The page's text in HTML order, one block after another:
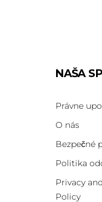
NAŠA
Právne
O nás
Bezpečné
Politika
Privacy
Policy